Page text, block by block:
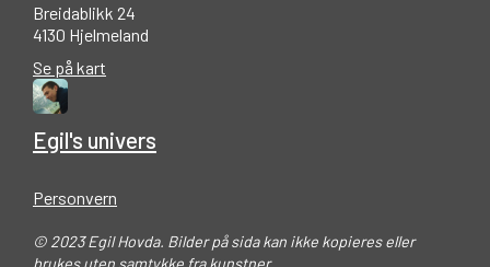
Breidablikk 24
4130 Hjelmeland
Se på kart
Egil's univers
Personvern
© 2023 Egil Hovda. Bilder på sida kan ikke kopieres eller
brukes uten samtykke fra kunstner.